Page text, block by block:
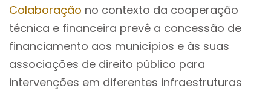
Colaboração no contexto da cooperação
técnica e financeira prevê a concessão de
financiamento aos municípios e às suas
associações de direito público para
intervenções em diferentes infraestruturas